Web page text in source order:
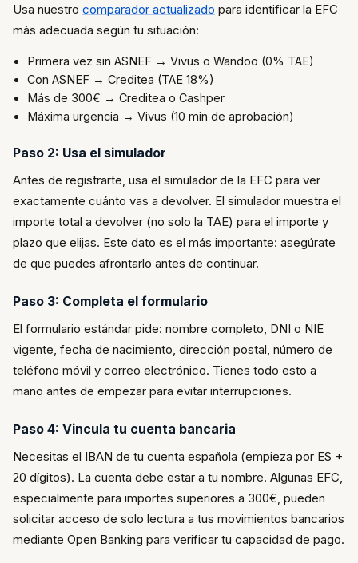
Usa nuestro comparador actualizado para identificar la EFC
más adecuada según tu situación:
Primera vez sin ASNEF → Vivus o Wandoo (0% TAE)
Con ASNEF → Creditea (TAE 18%)
Más de 300€ → Creditea o Cashper
Máxima urgencia → Vivus (10 min de aprobación)
Paso 2: Usa el simulador
Antes de registrarte, usa el simulador de la EFC para ver
exactamente cuánto vas a devolver. El simulador muestra el
importe total a devolver (no solo la TAE) para el importe y
plazo que elijas. Este dato es el más importante: asegúrate
de que puedes afrontarlo antes de continuar.
Paso 3: Completa el formulario
El formulario estándar pide: nombre completo, DNI o NIE
vigente, fecha de nacimiento, dirección postal, número de
teléfono móvil y correo electrónico. Tienes todo esto a
mano antes de empezar para evitar interrupciones.
Paso 4: Vincula tu cuenta bancaria
Necesitas el IBAN de tu cuenta española (empieza por ES +
20 dígitos). La cuenta debe estar a tu nombre. Algunas EFC,
especialmente para importes superiores a 300€, pueden
solicitar acceso de solo lectura a tus movimientos bancarios
mediante Open Banking para verificar tu capacidad de pago.